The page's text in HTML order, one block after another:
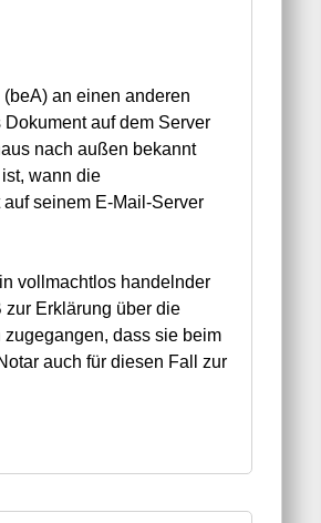
an einen anderen
auf dem Server
nach außen bekannt
wann die
seinem E-Mail-Server
vollmachtlos handelnder
zur Erklärung über die
dass sie beim
auch für diesen Fall zur